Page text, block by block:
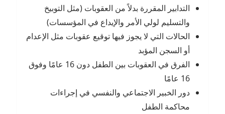
التدابير المقررة بدلاً من العقوبات (مثل التوبيخ
والتسليم لولي الأمر والإيداع في المؤسسات)
الحالات التي لا يجوز فيها توقيع عقوبات مثل الإعدام
أو السجن المؤبد
الفرق في العقوبات بين الطفل دون 16 عامًا وفوق
16 عامًا
دور الخبير الاجتماعي والنفسي في إجراءات
محاكمة الطفل